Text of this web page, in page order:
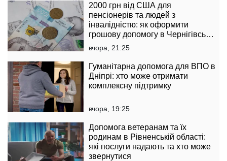
2000 грн від США для
пенсіонерів та людей з
інвалідністю: як оформити
грошову допомогу в Чернігівській
області
вчора, 21:25
Гуманітарна допомога для ВПО в
Дніпрі: хто може отримати
комплексну підтримку
вчора, 19:25
Допомога ветеранам та їх
родинам в Рівненській області:
які послуги надають та хто може
звернутися